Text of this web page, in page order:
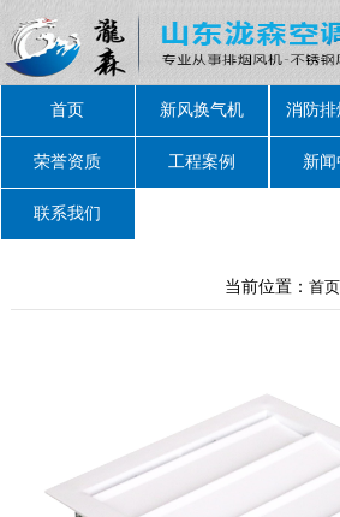
首页 新风换气机 消防排
荣誉资质 工程案例 新
联系我们
当前位置：首页